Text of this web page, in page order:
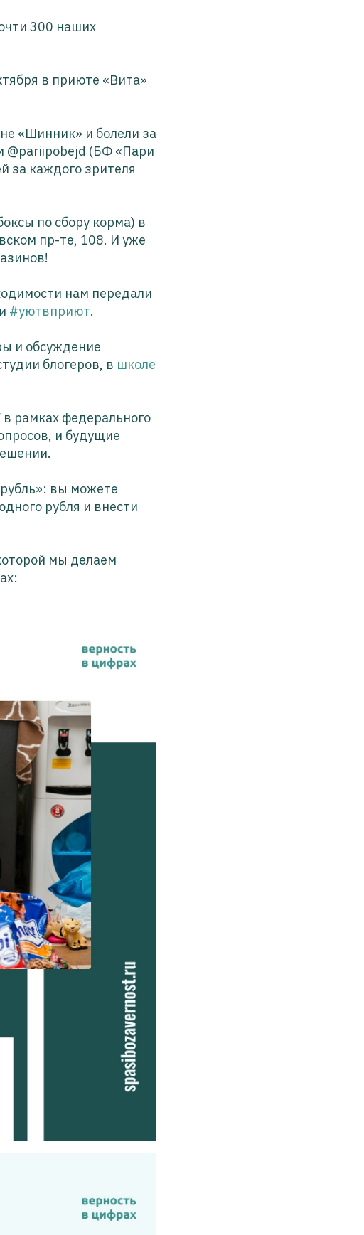
300 наших
в приюте «Вита»
«Шинник» и болели за
@pariipobejd (БФ «Пари
за каждого зрителя
по сбору корма) в
пр-те, 108. И уже
нам передали
#уютвприют.
и обсуждение
блогеров, в школе
в рамках федерального
и будущие
вы можете
рубля и внести
мы делаем